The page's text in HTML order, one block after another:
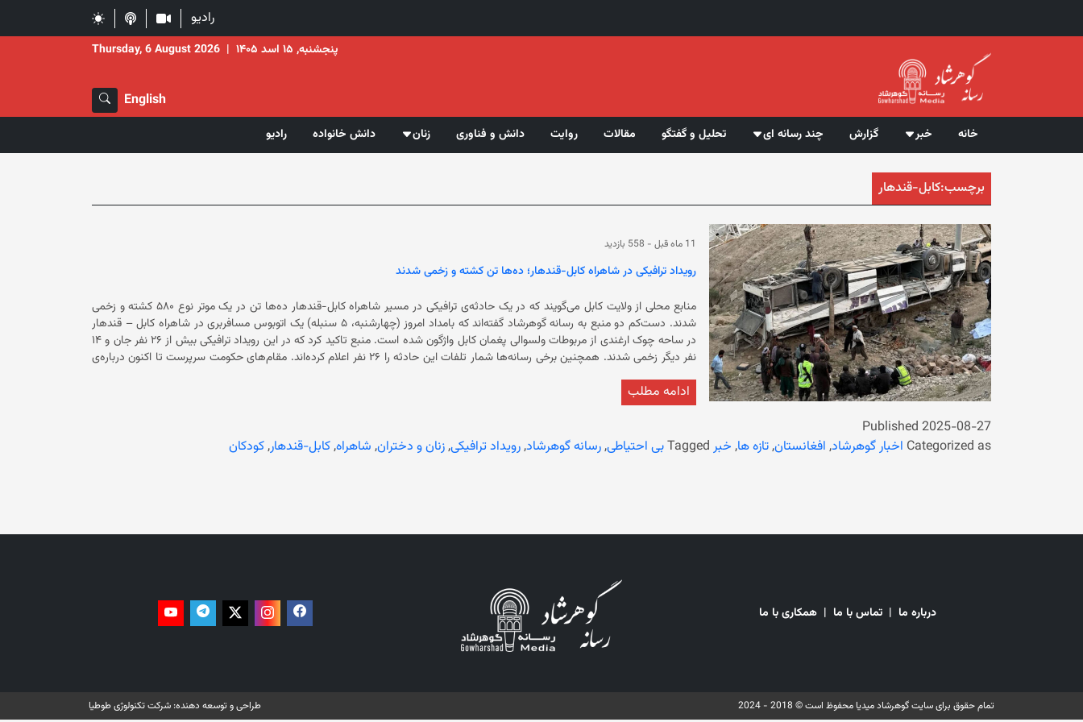
رادیو
پنجشنبه, ۱۵ اسد ۱۴۰۵ |
Thursday, 6 August 2026
English
خانه خبر گزارش چند رسانه ای تحلیل و گفتگو مقالات روایت دانش و فناوری زنان دانش خانواده رادیو
برچسب:کابل-قندهار
11 ماه قبل - 558 بازدید
رویداد ترافیکی در شاهراه کابل-قندهار؛ ده‌ها تن کشته و زخمی شدند
منابع محلی از ولایت کابل می‌گویند که در یک حادثه‌ی ترافیکی در مسیر شاهراه کابل-قندهار ده‌ها تن در یک موتر نوع ۵۸۰ کشته و زخمی
شدند. دست‌کم دو منبع به رسانه گوهرشاد گفته‌اند که بامداد امروز (چهارشنبه، ۵ سنبله) یک اتوبوس مسافربری در شاهراه ‌‏کابل – قندهار
در ساحه چوک ارغندی از مربوطات ولسوالی پغمان کابل واژگون ‌‏شده است. منبع تاکید کرد که در این رویداد ترافیکی بیش از ۲۶ نفر جان و ۱۴
نفر دیگر زخمی شدند. همچنین برخی رسانه‌ها شمار تلفات این حادثه را ۲۶ نفر اعلام کرده‌اند. مقام‌های ‏حکومت سرپرست تا اکنون درباره‌ی
مهاجران اخراج شده افغانستانی از ایران بودند جان باختند.
ادامه مطلب
Published 2025-08-27
Categorized as اخبار گوهرشاد, افغانستان,تازه ها, خبر Taggedبی احتیاطی,رسانه گوهرشاد,رویداد ترافیکی,زنان و دختران, شاهراه,کابل-قندهار,کودکان
درباره ما | تماس با ما | همکاری با ما
تمام حقوق برای سایت گوهرشاد میدیا محفوظ است © 2018 - 2024 طراحی و توسعه دهنده: شرکت تکنولوژی طوطیا